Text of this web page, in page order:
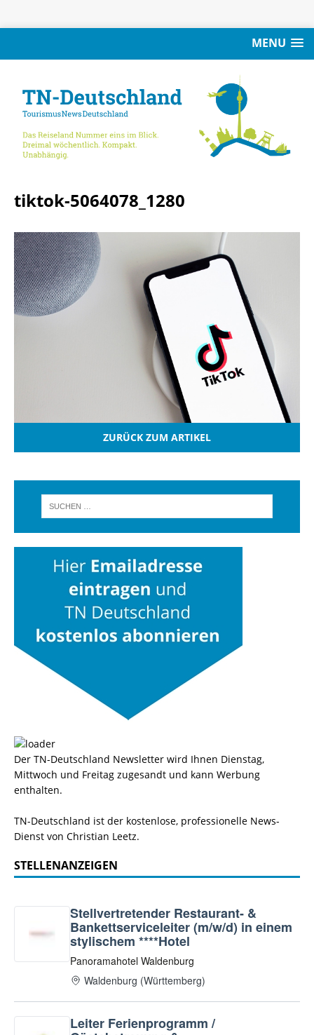
MENU
tiktok-5064078_1280
ZURÜCK ZUM ARTIKEL
Der TN-Deutschland Newsletter wird Ihnen Dienstag,
Mittwoch und Freitag zugesandt und kann Werbung
enthalten.
TN-Deutschland ist der kostenlose, professionelle News-
Dienst von Christian Leetz.
STELLENANZEIGEN